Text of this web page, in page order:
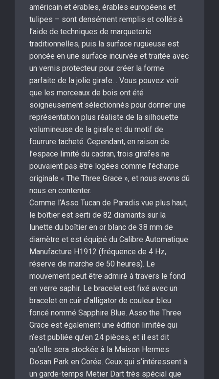
américain et érables, érables européens et
tulipes – sont densément remplis et collés à
l’aide de techniques de marqueterie
traditionnelles, puis la surface rugueuse est
poncée en une surface incurvée et traitée avec
un vernis protecteur pour créer la forme
parfaite de la jolie girafe. . Vous pouvez voir
que les morceaux de bois ont été
soigneusement sélectionnés pour donner une
représentation plus réaliste de la silhouette
volumineuse de la girafe et du motif de
fourrure tacheté. Cependant, en raison de
l’espace limité du cadran, trois girafes ne
pouvaient pas être logées comme l’écharpe
originale « The Three Grace », et nous avons dû
nous en contenter.
Comme l’Asso Tucan de Paradis vue plus haut,
le boîtier est serti de 82 diamants sur la
lunette du boîtier en or blanc de 38 mm de
diamètre et est équipé du Calibre Automatique
Manufacture H1912 (fréquence de 4 Hz,
réserve de marche de 50 heures). Le
mouvement peut être admiré à travers le fond
en verre saphir. Le bracelet est fixé avec un
bracelet en cuir d’alligator de couleur bleu
foncé nommé Sapphire Blue. Asso the Three
Grace est également une édition limitée qui
n’est publiée qu’en 24 pièces, et il est dit
qu’elle sera stockée à la Maison Hermes
Dosan Park en Corée. Ceux qui s’intéressent à
un garde-temps Metier Dart très spécial que